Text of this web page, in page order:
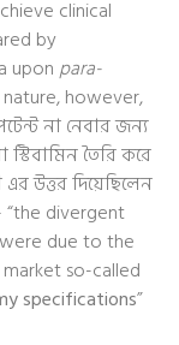
clinical
by
upon para-
nature, however,
না নেবার জন্য
তৈরি করে
উত্তর দিয়েছিলেন
“the divergent
due to the
so-called
specifications”